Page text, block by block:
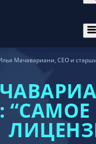
Мачавариани, CEO и